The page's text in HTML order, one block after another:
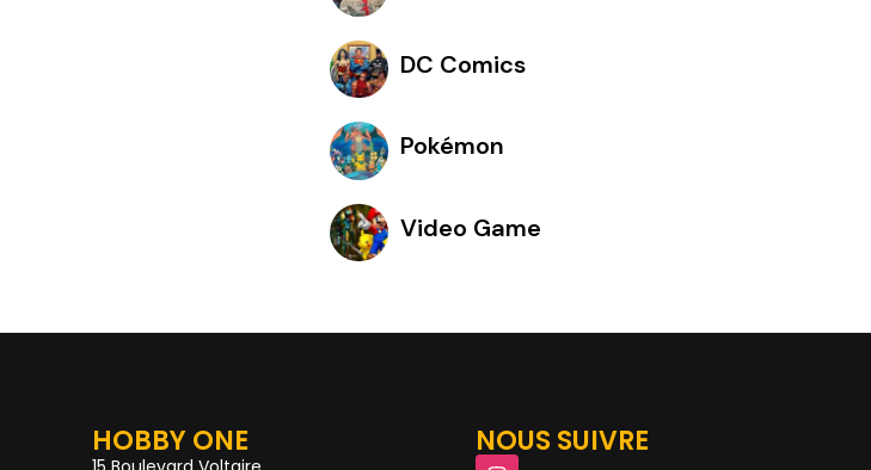
DC Comics
Pokémon
Video Game
HOBBY ONE NOUS SUIVRE